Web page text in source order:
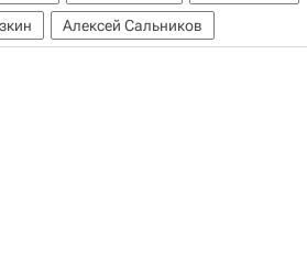
Алексей Сальников